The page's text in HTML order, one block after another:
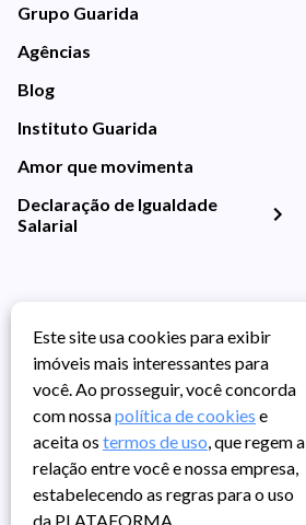
Grupo Guarida
Agências
Blog
Instituto Guarida
Amor que movimenta
Declaração de Igualdade
Salarial
Este site usa cookies para exibir
imóveis mais interessantes para
você. Ao prosseguir, você concorda
com nossapolítica de cookies e
aceita os termos de uso, que regem a
relação entre você e nossa empresa,
estabelecendo as regras para o uso
da PLATAFORMA.